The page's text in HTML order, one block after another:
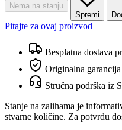
Nema na stanju
Spremi
Pitajte za ovaj proizvod
Besplatna dostava
Originalna
Stručna podrška iz
Stanje na zalihama je
stvarne količine. Za potvrdu